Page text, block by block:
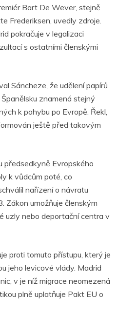
Bart De Wever, stejně
Frederiksen, uvedly zdroje.
pokračuje v legalizaci
s ostatními členskými
Sáncheze, že udělení papírů
znamená stejný
k pohybu po Evropě. Řekl,
ještě před takovým
předsedkyně Evropského
k vůdcům poté, co
nařízení o návratu
Zákon umožňuje členským
uzly nebo deportační centra v
proti tomuto přístupu, který je
jeho levicové vlády. Madrid
v je níž migrace neomezená
plně uplatňuje Pakt EU o